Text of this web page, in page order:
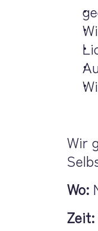
Wir
Wo:
Zeit: